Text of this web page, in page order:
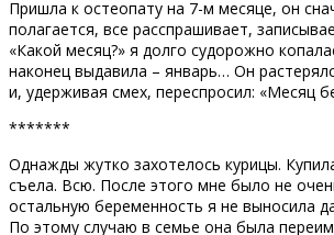
Пришла к остеопату на 7-м месяце, он
полагается, все расспрашивает,
«Какой месяц?» я долго судорожно
наконец выдавила – январь… Он
и, удерживая смех, переспросил: «Месяц
*******
Однажды жутко захотелось курицы.
съела. Всю. После этого мне было не
остальную беременность я не выносила
По этому случаю в семье она была